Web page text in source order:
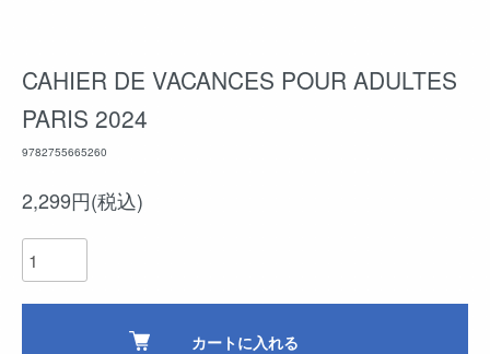
CAHIER DE VACANCES POUR ADULTES
PARIS 2024
9782755665260
2,299円(税込)
カートに入れる